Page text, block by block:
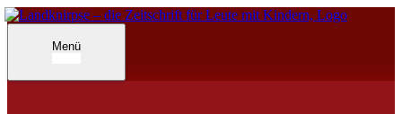
Inhalte
überspringen
Menü